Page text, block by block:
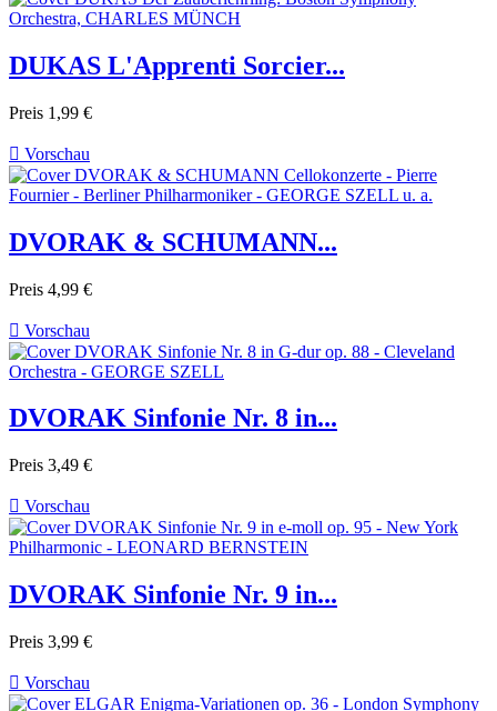
DUKAS L'Apprenti Sorcier...
Preis 1,99 €
 Vorschau
DVORAK & SCHUMANN...
Preis 4,99 €
 Vorschau
DVORAK Sinfonie Nr. 8 in...
Preis 3,49 €
 Vorschau
DVORAK Sinfonie Nr. 9 in...
Preis 3,99 €
 Vorschau